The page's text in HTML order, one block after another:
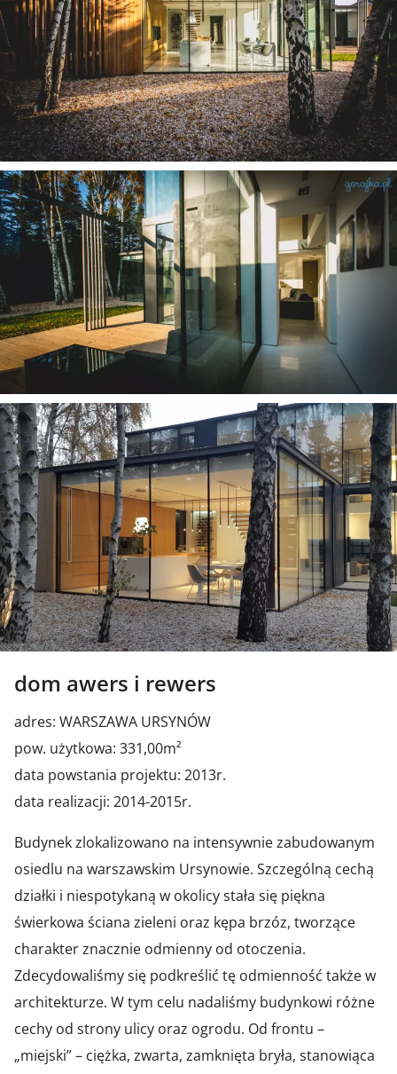
dom awers i rewers
adres: WARSZAWA URSYNÓW
pow. użytkowa: 331,00m²
data powstania projektu: 2013r.
data realizacji: 2014-2015r.
Budynek zlokalizowano na intensywnie zabudowanym
osiedlu na warszawskim Ursynowie. Szczególną cechą
działki i niespotykaną w okolicy stała się piękna
świerkowa ściana zieleni oraz kępa brzóz, tworzące
charakter znacznie odmienny od otoczenia.
Zdecydowaliśmy się podkreślić tę odmienność także w
architekturze. W tym celu nadaliśmy budynkowi różne
cechy od strony ulicy oraz ogrodu. Od frontu –
„miejski” – ciężka, zwarta, zamknięta bryła, stanowiąca